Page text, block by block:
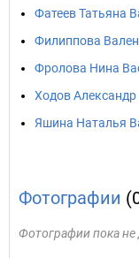
Фатеев Татьяна
Филиппова
Фролова Нина
Ходов Александр
Яшина Наталья
Фотографии
Фотографии пока